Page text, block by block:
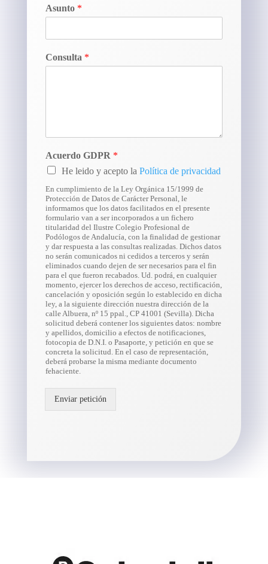
Asunto *
Consulta *
Acuerdo GDPR *
He leido y acepto la Política de privacidad
En cumplimiento de la Ley Orgánica 15/1999 de
Protección de Datos de Carácter Personal, le
informamos que los datos facilitados en el presente
formulario van a ser incorporados a un fichero
titularidad del Ilustre Colegio Profesional de
Podólogos de Andalucía, con la finalidad de gestionar
y dar respuesta a las consultas realizadas. Dichos datos
no serán comunicados ni cedidos a terceros y serán
eliminados cuando dejen de ser necesarios para el fin
para el que fueron recabados. Ud. podrá, en cualquier
momento, ejercer los derechos de acceso, rectificación,
cancelación y oposición según lo establecido en dicha
ley, a la siguiente dirección nuestra dirección de la
calle Albuera, nº 15 ppal., CP 41001 (Sevilla). Dicha
solicitud deberá contener los siguientes datos: nombre
y apellidos, domicilio a efectos de notificaciones,
fotocopia de D.N.I. o Pasaporte, y petición en que se
concreta la solicitud. En el caso de representación,
deberá probarse la misma mediante documento
fehaciente.
Enviar petición